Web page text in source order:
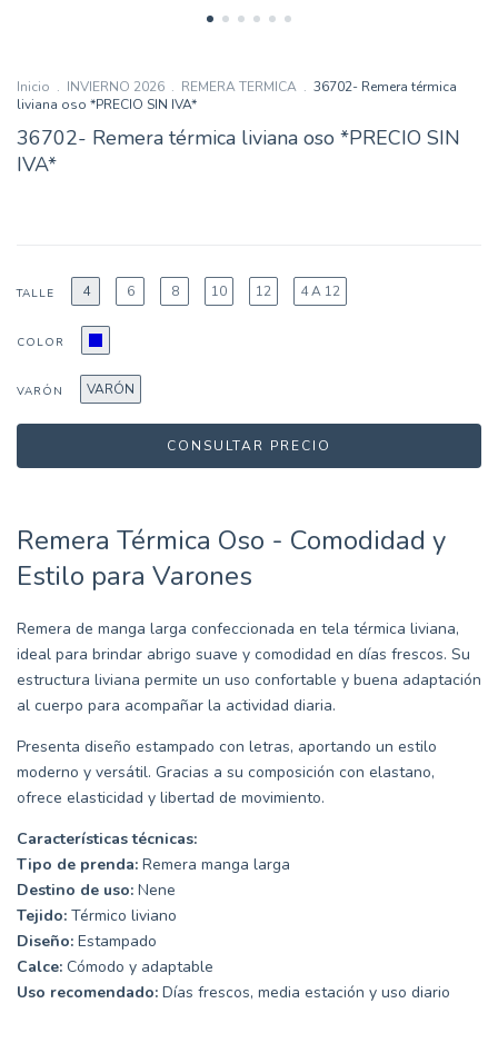
Inicio . INVIERNO 2026 . REMERA TERMICA . 36702- Remera térmica
liviana oso *PRECIO SIN IVA*
36702- Remera térmica liviana oso *PRECIO SIN
IVA*
TALLE 4 6 8 10 12 4 A 12
COLOR
VARÓN VARÓN
Remera Térmica Oso - Comodidad y
Estilo para Varones
Remera de manga larga confeccionada en tela térmica liviana,
ideal para brindar abrigo suave y comodidad en días frescos. Su
estructura liviana permite un uso confortable y buena adaptación
al cuerpo para acompañar la actividad diaria.
Presenta diseño estampado con letras, aportando un estilo
moderno y versátil. Gracias a su composición con elastano,
ofrece elasticidad y libertad de movimiento.
Características técnicas:
Tipo de prenda: Remera manga larga
Destino de uso: Nene
Tejido: Térmico liviano
Diseño: Estampado
Calce: Cómodo y adaptable
Uso recomendado: Días frescos, media estación y uso diario